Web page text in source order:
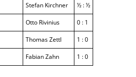
Stefan Kirchner ½ : ½
Otto Rivinius 0 : 1
Thomas Zettl 1 : 0
Fabian Zahn 1 : 0